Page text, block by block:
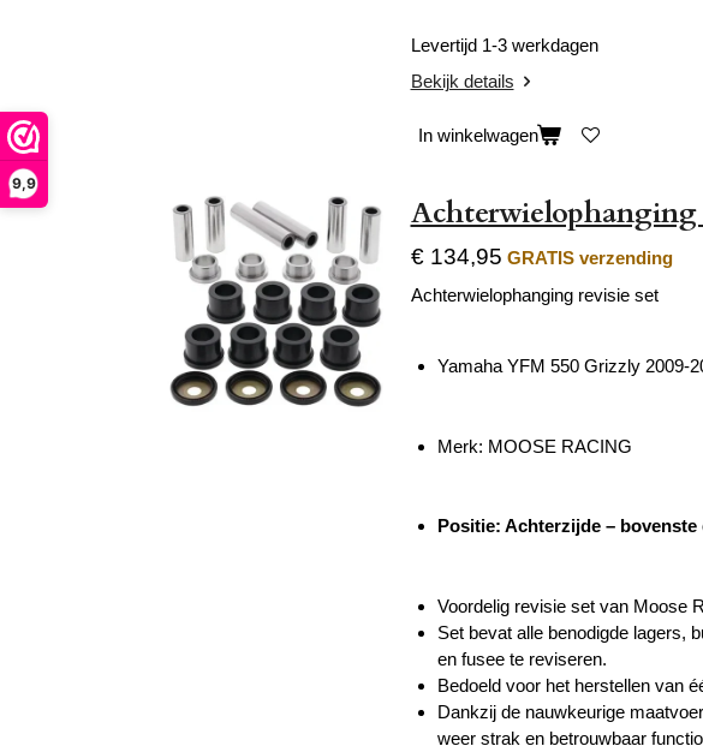
9,9
Levertijd 1-3 werkdagen
Bekijk details
In winkelwagen
Achterwielophanging
€ 134,95 GRATIS verzending
Achterwielophanging revisie set
Yamaha YFM 550 Grizzly 2009-
Merk: MOOSE RACING
Positie: Achterzijde –
Voordelig revisie set van Moose
Set bevat alle benodigde lagers,
en fusee te reviseren.
Bedoeld voor het herstellen van
Dankzij de nauwkeurige
weer strak en betrouwbaar